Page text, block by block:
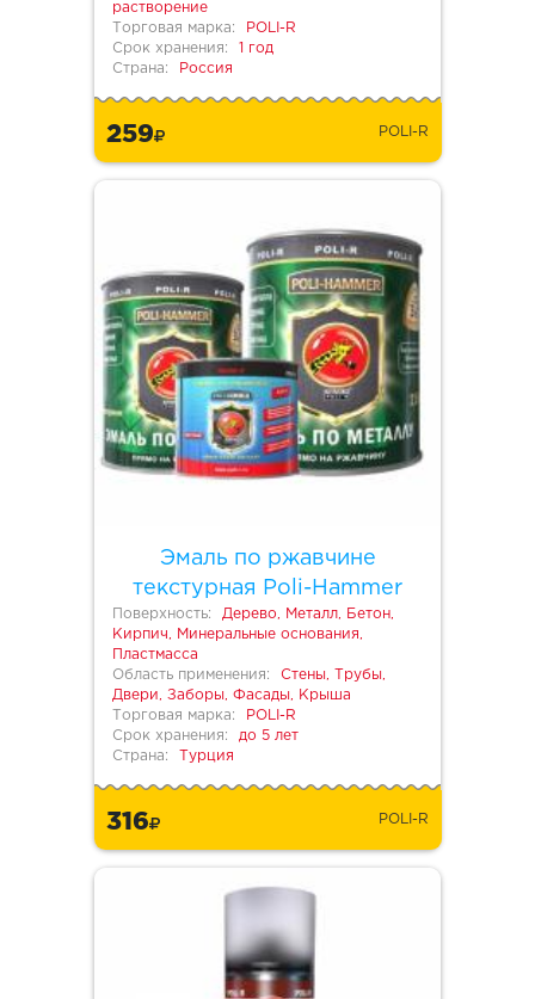
растворение
Торговая марка:
POLI-R
Срок хранения:
1 год
Страна:
Россия
259 POLI-R
Эмаль по ржавчине
текстурная Poli-Hammer
Поверхность:
Дерево, Металл, Бетон,
Кирпич, Минеральные основания,
Пластмасса
Область применения:
Стены, Трубы,
Двери, Заборы, Фасады, Крыша
Торговая марка:
POLI-R
Срок хранения:
до 5 лет
Страна:
Турция
316 POLI-R